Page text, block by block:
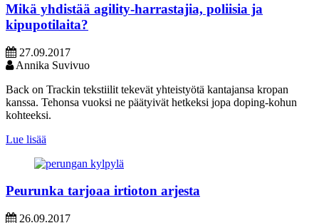
Mikä yhdistää agility-harrastajia, poliisia ja
kipupotilaita?
27.09.2017
Annika Suvivuo
Back on Trackin tekstiilit tekevät yhteistyötä kantajansa kropan
kanssa. Tehonsa vuoksi ne päätyivät hetkeksi jopa doping-kohun
kohteeksi.
Lue lisää
Peurunka tarjoaa irtioton arjesta
26.09.2017